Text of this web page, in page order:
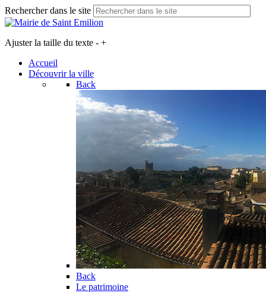
Rechercher dans le site
Ajuster la taille du texte - +
Accueil
Découvrir la ville
Back
Back
Le patrimoine